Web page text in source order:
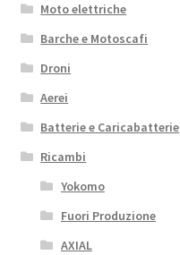
Moto elettriche
Barche e Motoscafi
Droni
Aerei
Batterie e Caricabatterie
Ricambi
Yokomo
Fuori Produzione
AXIAL